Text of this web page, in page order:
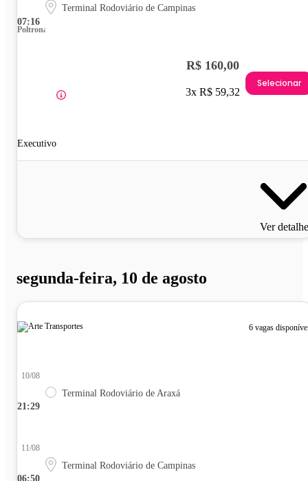
07:16
Terminal Rodoviário de Campinas
Poltrona
Executivo
R$ 160,00
3x R$ 59,32
Selecionar
Ver
segunda-feira, 10 de agosto
6 vagas
21:29
10/08
Terminal Rodoviário de Araxá
06:50
11/08
Terminal Rodoviário de Campinas